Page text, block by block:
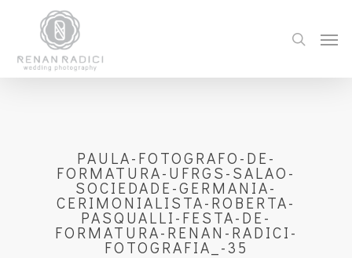
PAULA-FOTOGRAFO-DE-
FORMATURA-UFRGS-SALAO-
SOCIEDADE-GERMANIA-
CERIMONIALISTA-ROBERTA-
PASQUALLI-FESTA-DE-
FORMATURA-RENAN-RADICI-
FOTOGRAFIA_-35